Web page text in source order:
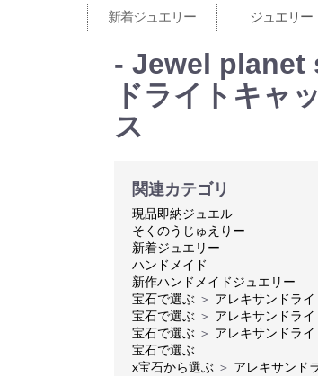
新着ジュエリー ジュエリー
- Jewel planet
ドライトキ
ス
関連カテゴリ
現品即納ジュエル
そくのうじゅえりー
新着ジュエリー
ハンドメイド
新作ハンドメイドジュエリー
宝石で選ぶ ＞ アレキサンドライ
宝石で選ぶ ＞ アレキサンドライ
宝石で選ぶ ＞ アレキサンドライ
宝石で選ぶ
x宝石から選ぶ ＞ アレキサンド